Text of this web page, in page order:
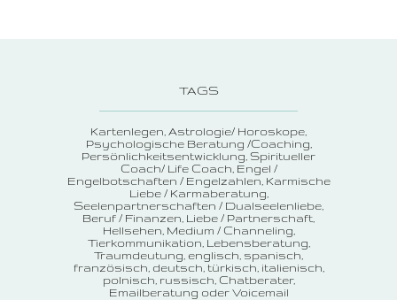
TAGS
Kartenlegen Astrologie/ Horoskope
Psychologische Beratung /Coaching
Persönlichkeitsentwicklung Spiritueller
Coach/ Life Coach Engel /
Engelbotschaften / Engelzahlen Karmische
Liebe / Karmaberatung
Seelenpartnerschaften / Dualseelenliebe
Beruf / Finanzen Liebe / Partnerschaft
Hellsehen Medium / Channeling
Tierkommunikation Lebensberatung
Traumdeutung englisch, spanisch,
französisch, deutsch, türkisch, italienisch,
polnisch, russisch Chatberater
Emailberatung oder Voicemail